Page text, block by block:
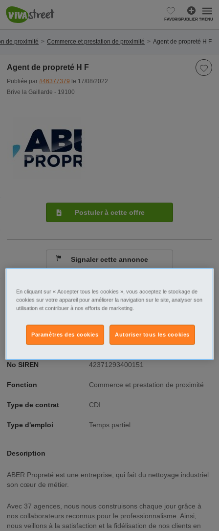
FAVORISPUBLIER ?MENU
de proximité Commerce et prestation de proximité Agent de propreté H F
Agent de propreté H F
Publiée par #46377379 le 17/08/2022
Brive la Gaillarde - 19100
Ville/Code postal
Limousin
Corrèze
Brive la Gaillarde - 19100
Raison sociale ABER PROPRETE AGENCE
CLERMONT FERRAND
No SIREN 42371293400151
Fonction Commerce et prestation de proximité
Type de contrat CDI
Type d'emploi Temps partiel
Description
ABER Propreté est une entreprise, qui fait du nettoyage industriel
son cœur de métier.
Avec 37 agences, nous nous construisons chaque jour grâce à
nos collaborateurs reconnus pour le professionnalisme. Ainsi,
nous veillons à la satisfaction et la fidélisation de nos clients en
Postuler à cette offre
Signaler cette annonce
En cliquant sur « Accepter tous les cookies », vous acceptez le stockage de
cookies sur votre appareil pour améliorer la navigation sur le site, analyser son
utilisation et contribuer à nos efforts de marketing.
Autoriser tous les cookies
Paramètres des cookies